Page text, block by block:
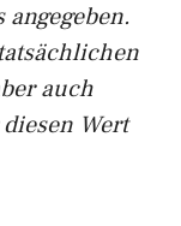
auch
Wert